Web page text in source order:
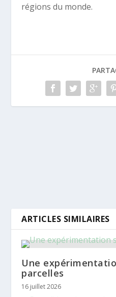
régions du monde.
ARTICLES SIMILAIRES
Une
parcelles
16 juillet 2026